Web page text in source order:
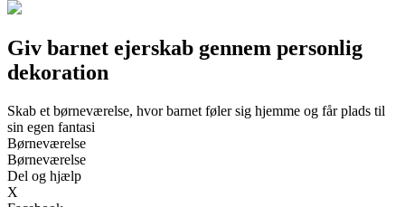
Giv barnet ejerskab gennem personlig
dekoration
Skab et børneværelse, hvor barnet føler sig hjemme og får plads til
sin egen fantasi
Børneværelse
Børneværelse
Del og hjælp
X